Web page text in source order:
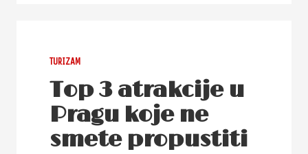
TURIZAM
Top 3 atrakcije u
Pragu koje ne
smete propustiti